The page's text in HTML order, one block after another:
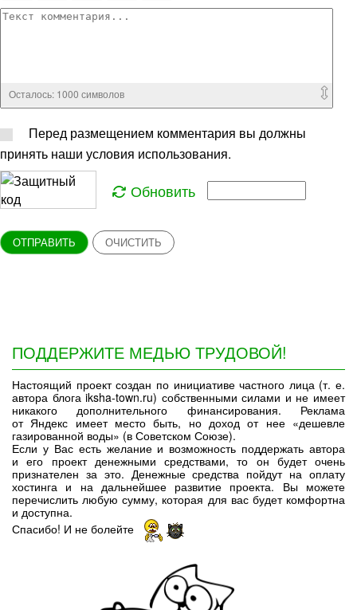
Осталось: 1000 символов
Перед размещением комментария вы должны
принять наши условия использования.
Обновить
ОТПРАВИТЬ ОЧИСТИТЬ
ПОДДЕРЖИТЕ МЕДЬЮ ТРУДОВОЙ!
Настоящий проект создан по инициативе частного лица (т. е.
автора блога iksha-town.ru) собственными силами и не имеет
никакого дополнительного финансирования. Реклама
от Яндекс имеет место быть, но доход от нее «дешевле
газированной воды» (в Советском Союзе).
Если у Вас есть желание и возможность поддержать автора
и его проект денежными средствами, то он будет очень
признателен за это. Денежные средства пойдут на оплату
хостинга и на дальнейшее развитие проекта. Вы можете
перечислить любую сумму, которая для вас будет комфортна
и доступна.
Спасибо! И не болейте